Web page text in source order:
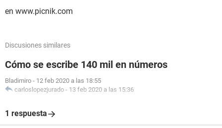
en www.picnik.com
Discusiones similares
Cómo se escribe 140 mil en números
Bladimiro - 12 feb 2020 a las 18:55
carloslopezjurado - 13 feb 2020 a las 15:36
1 respuesta